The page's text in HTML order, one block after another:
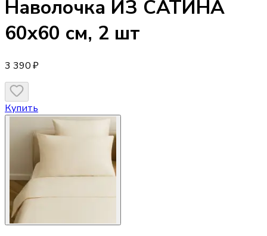
Наволочка ИЗ САТИНА
60х60 см, 2 шт
3 390 ₽
Купить